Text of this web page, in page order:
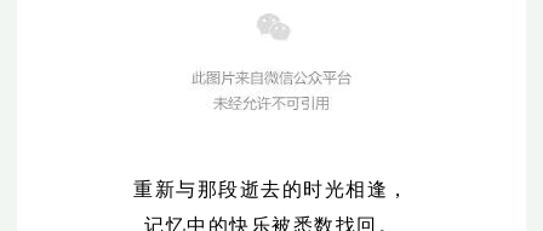
重新与那段逝去的时光相逢，
记忆中的快乐被悉数找回。